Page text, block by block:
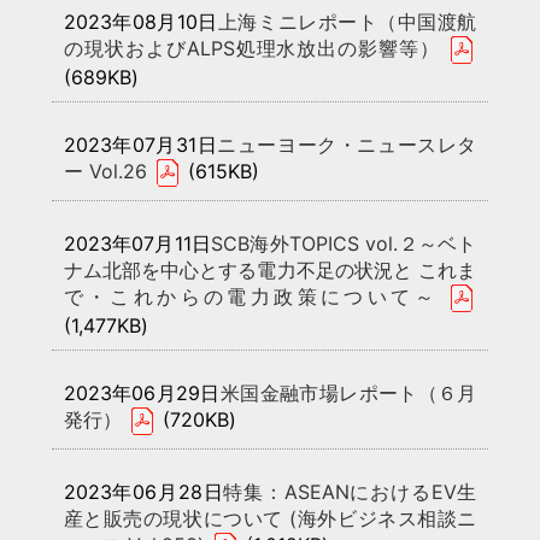
2023年08月10日 上海ミニレポート（中国渡航
の現状およびALPS処理水放出の影響等）
(689KB)
2023年07月31日ニューヨーク・ニュースレタ
ー Vol.26
(615KB)
2023年07月11日SCB海外TOPICS vol.２～ベト
ナム北部を中心とする電力不足の状況と これま
で・これからの電力政策について～
(1,477KB)
2023年06月29日米国金融市場レポート（６月
発行）
(720KB)
2023年06月28日特集：ASEANにおけるEV生
産と販売の現状について (海外ビジネス相談ニ